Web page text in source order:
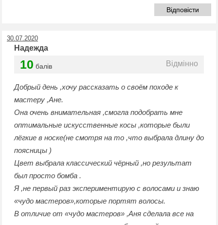
Відповісти
30.07.2020
Надежда
10 балів Відмінно
Добрый день ,хочу рассказать о своём походе к
мастеру ,Ане.
Она очень внимательная ,смогла подобрать мне
оптимальные искусственные косы ,которые были
лёгкие в носке(не смотря на то ,что выбрала длину до
поясницы )
Цвет выбрала классический чёрный ,но результат
был просто бомба .
Я ,не первый раз экспериментирую с волосами и знаю
«чудо мастеров»,которые портят волосы.
В отличие от «чудо мастеров» ,Аня сделала все на